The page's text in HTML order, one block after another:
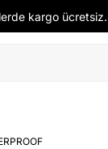
kargo ücretsiz.